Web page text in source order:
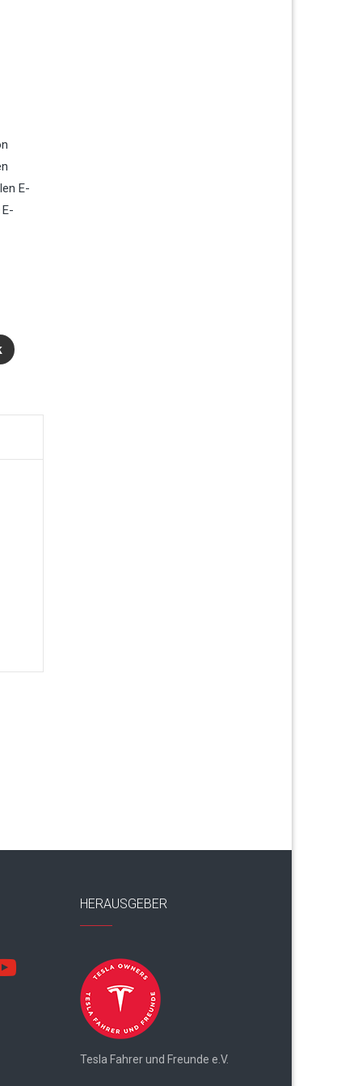
E-
HERAUSGEBER
Tesla Fahrer und Freunde e.V.